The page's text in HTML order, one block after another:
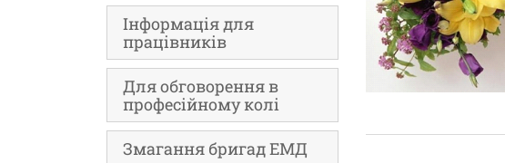
Інформація для
працівників
Для обговорення в
професійному колі
Змагання бригад ЕМД